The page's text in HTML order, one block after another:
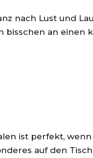
nach Lust und
bisschen an
ist perfekt,
auf den